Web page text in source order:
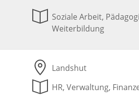
Soziale Arbeit,
Weiterbildung
Landshut
HR, Verwaltung,